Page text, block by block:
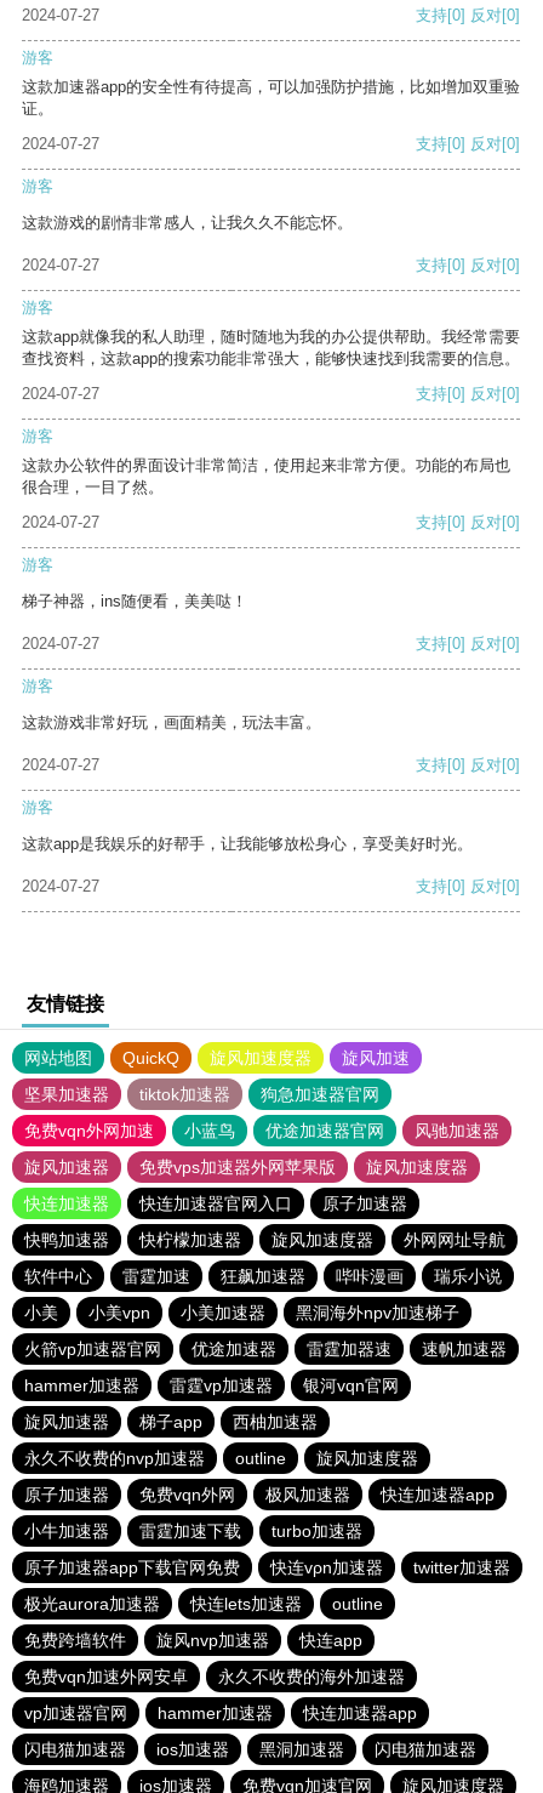
2024-07-27 支持[0] 反对[0]
游客
这款加速器app的安全性有待提高，可以加强防护措施，比如增加双重验
证。
2024-07-27
支持[0] 反对[0]
游客
这款游戏的剧情非常感人，让我久久不能忘怀。
2024-07-27 支持[0] 反对[0]
游客
这款app就像我的私人助理，随时随地为我的办公提供帮助。我经常需要
查找资料，这款app的搜索功能非常强大，能够快速找到我需要的信息。
2024-07-27
支持[0] 反对[0]
游客
这款办公软件的界面设计非常简洁，使用起来非常方便。功能的布局也
很合理，一目了然。
2024-07-27
支持[0] 反对[0]
游客
梯子神器，ins随便看，美美哒！
2024-07-27 支持[0] 反对[0]
游客
这款游戏非常好玩，画面精美，玩法丰富。
2024-07-27 支持[0] 反对[0]
游客
这款app是我娱乐的好帮手，让我能够放松身心，享受美好时光。
2024-07-27 支持[0] 反对[0]
友情链接
网站地图 QuickQ 旋风加速度器
旋风加速
坚果加速器
tiktok加速器
狗急加速器官网
免费vqn外网加速
小蓝鸟 优途加速器官网
风驰加速器
旋风加速器
免费vps加速器外网苹果版
旋风加速度器
快连加速器
快连加速器官网入口
原子加速器
快鸭加速器
快柠檬加速器 旋风加速度器
外网网址导航
软件中心
雷霆加速 狂飙加速器 哔咔漫画
瑞乐小说
小美
小美vpn 小美加速器
黑洞海外npv加速梯子
火箭vp加速器官网
优途加速器 雷霆加器速
速帆加速器
hammer加速器
雷霆vp加速器
银河vqn官网
旋风加速器
梯子app
西柚加速器
永久不收费的nvp加速器
outline
旋风加速度器
原子加速器
免费vqn外网 极风加速器
快连加速器app
小牛加速器
雷霆加速下载
turbo加速器
原子加速器app下载官网免费
快连vρn加速器
twitter加速器
极光aurora加速器
快连lets加速器
outline
免费跨墙软件
旋风nvp加速器
快连app
免费vqn加速外网安卓
永久不收费的海外加速器
vp加速器官网
hammer加速器
快连加速器app
闪电猫加速器
ios加速器 黑洞加速器
闪电猫加速器
海鸥加速器
ios加速器 免费vqn加速官网 旋风加速度器